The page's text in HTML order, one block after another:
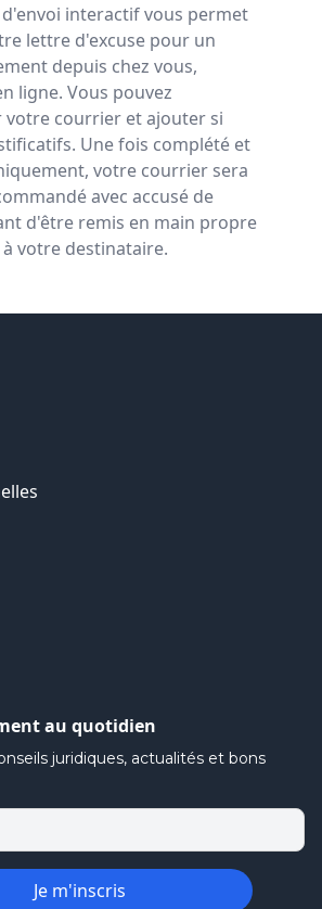
interactif vous permet
lettre d'excuse pour un
depuis chez vous,
ligne. Vous pouvez
votre courrier et ajouter si
Une fois complété et
votre courrier sera
avec accusé de
d'être remis en main propre
votre destinataire.
au quotidien
juridiques, actualités et bons
Je m'inscris